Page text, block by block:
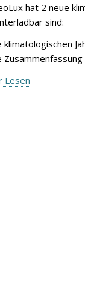
hat 2 neue
sind:
klimatologischen
Lesen